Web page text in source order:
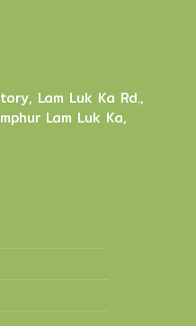
Lam Luk Ka Rd.,
Lam Luk Ka,